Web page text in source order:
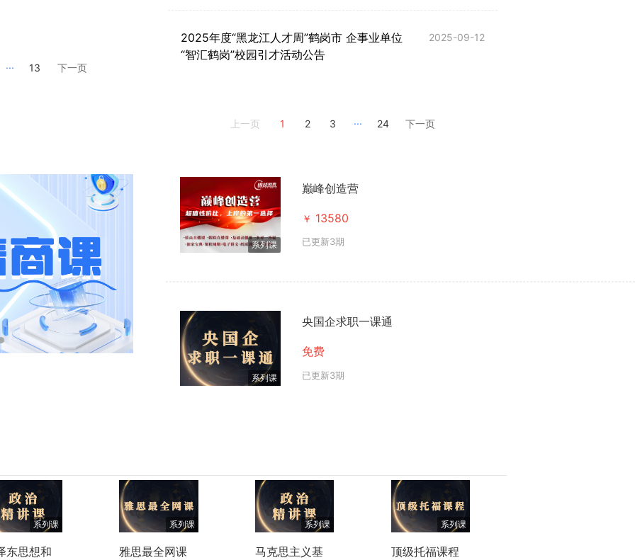
... 13 下一页
2025年度“黑龙江人才周”鹤岗市 企事业单位
“智汇鹤岗”校园引才活动公告
2025-09-12
上一页 1 2 3 ... 24 下一页
系列课
巅峰创造营
￥ 13580
已更新3期
系列课
央国企求职一课通
免费
已更新3期
系列课
东思想和
系列课
雅思最全网课
系列课
马克思主义基
系列课
顶级托福课程